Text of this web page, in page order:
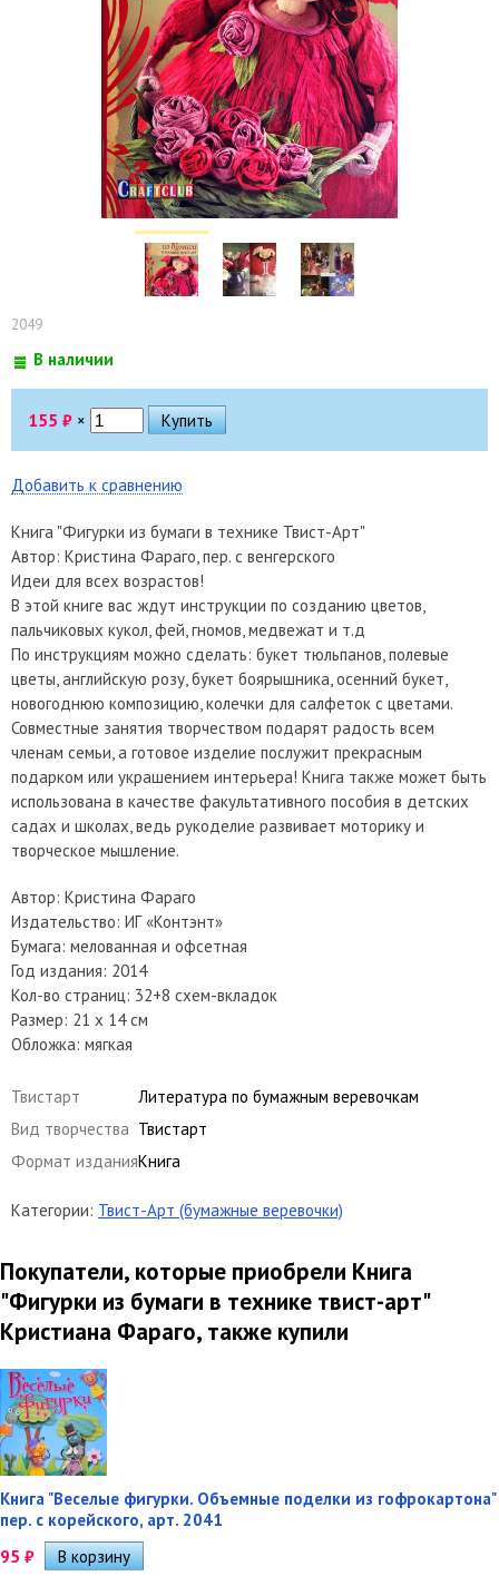
2049
В наличии
155 ₽ ×
Добавить к сравнению
Книга "Фигурки из бумаги в технике Твист-Арт"
Автор: Кристина Фараго, пер. с венгерского
Идеи для всех возрастов!
В этой книге вас ждут инструкции по созданию цветов,
пальчиковых кукол, фей, гномов, медвежат и т.д
По инструкциям можно сделать: букет тюльпанов, полевые
цветы, английскую розу, букет боярышника, осенний букет,
новогоднюю композицию, колечки для салфеток с цветами.
Совместные занятия творчеством подарят радость всем
членам семьи, а готовое изделие послужит прекрасным
подарком или украшением интерьера! Книга также может быть
использована в качестве факультативного пособия в детских
садах и школах, ведь рукоделие развивает моторику и
творческое мышление.
Автор: Кристина Фараго
Издательство: ИГ «Контэнт»
Бумага: мелованная и офсетная
Год издания: 2014
Кол-во страниц: 32+8 схем-вкладок
Размер: 21 x 14 см
Обложка: мягкая
Твистарт
Литература по бумажным веревочкам
Вид творчества Твистарт
Формат изданияКнига
Категории: Твист-Арт (бумажные веревочки)
Покупатели, которые приобрели Книга
"Фигурки из бумаги в технике твист-арт"
Кристиана Фараго, также купили
Книга "Веселые фигурки. Объемные поделки из гофрокартона"
пер. с корейского, арт. 2041
95 ₽